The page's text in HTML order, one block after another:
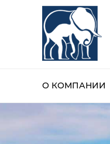
О КОМПАНИИ